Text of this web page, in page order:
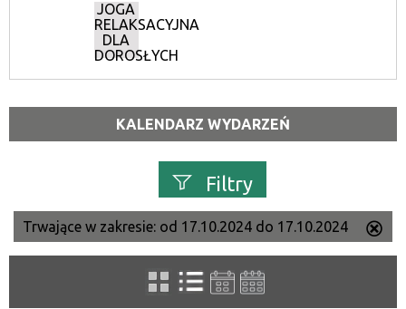
JOGA
RELAKSACYJNA
DLA
DOROSŁYCH
KALENDARZ WYDARZEŃ
Filtry
Szukana fraza
Trwające w zakresie: od 17.10.2024 do 17.10.2024
ten